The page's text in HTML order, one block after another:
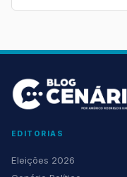
EDITORIAS
Eleições 2026